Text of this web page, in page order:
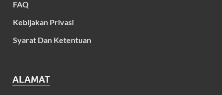
FAQ
Kebijakan Privasi
Syarat Dan Ketentuan
ALAMAT